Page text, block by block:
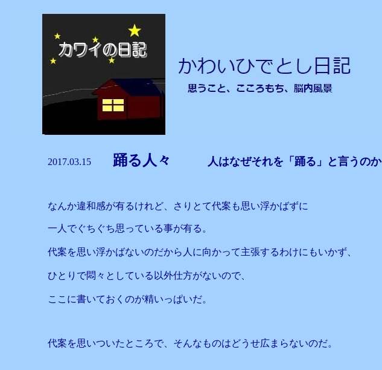
2017.03.15 踊る人々 人はなぜそれを「踊る」と言うのか
なんか違和感が有るけれど、さりとて代案も思い浮かばずに
一人でぐちぐち思っている事が有る。
代案を思い浮かばないのだから人に向かって主張するわけにもいかず、
ひとりで悶々としている以外仕方がないので、
ここに書いておくのが精いっぱいだ。
代案を思いついたところで、そんなものはどうせ広まらないのだ。